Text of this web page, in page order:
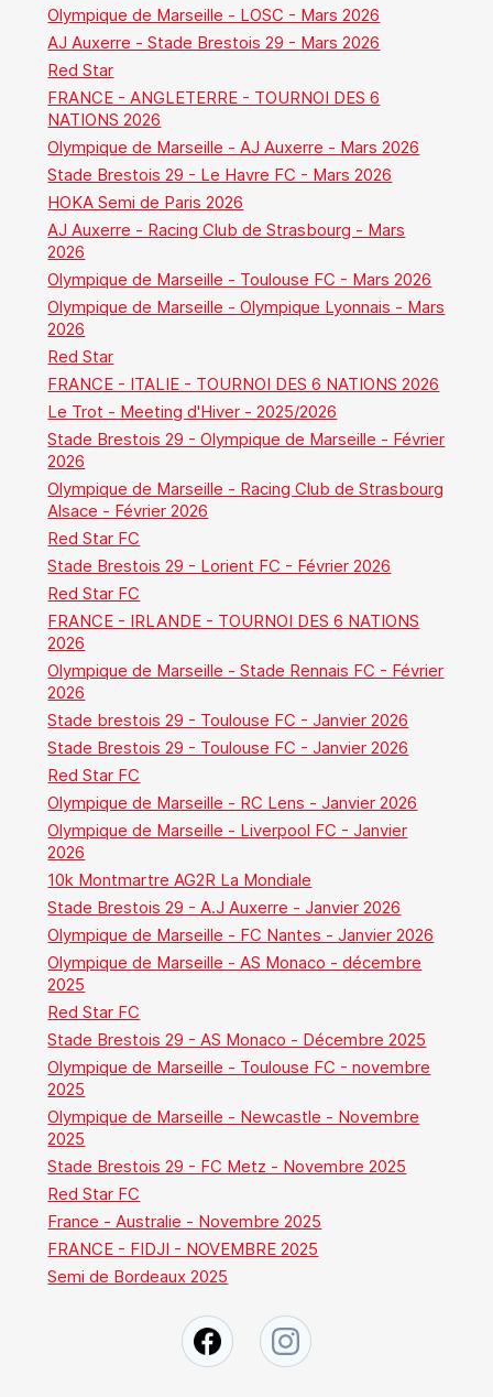
Olympique de Marseille - LOSC - Mars 2026
AJ Auxerre - Stade Brestois 29 - Mars 2026
Red Star
FRANCE - ANGLETERRE - TOURNOI DES 6
NATIONS 2026
Olympique de Marseille - AJ Auxerre - Mars 2026
Stade Brestois 29 - Le Havre FC - Mars 2026
HOKA Semi de Paris 2026
AJ Auxerre - Racing Club de Strasbourg - Mars
2026
Olympique de Marseille - Toulouse FC - Mars 2026
Olympique de Marseille - Olympique Lyonnais - Mars
2026
Red Star
FRANCE - ITALIE - TOURNOI DES 6 NATIONS 2026
Le Trot - Meeting d'Hiver - 2025/2026
Stade Brestois 29 - Olympique de Marseille - Février
2026
Olympique de Marseille - Racing Club de Strasbourg
Alsace - Février 2026
Red Star FC
Stade Brestois 29 - Lorient FC - Février 2026
Red Star FC
FRANCE - IRLANDE - TOURNOI DES 6 NATIONS
2026
Olympique de Marseille - Stade Rennais FC - Février
2026
Stade brestois 29 - Toulouse FC - Janvier 2026
Stade Brestois 29 - Toulouse FC - Janvier 2026
Red Star FC
Olympique de Marseille - RC Lens - Janvier 2026
Olympique de Marseille - Liverpool FC - Janvier
2026
10k Montmartre AG2R La Mondiale
Stade Brestois 29 - A.J Auxerre - Janvier 2026
Olympique de Marseille - FC Nantes - Janvier 2026
Olympique de Marseille - AS Monaco - décembre
2025
Red Star FC
Stade Brestois 29 - AS Monaco - Décembre 2025
Olympique de Marseille - Toulouse FC - novembre
2025
Olympique de Marseille - Newcastle - Novembre
2025
Stade Brestois 29 - FC Metz - Novembre 2025
Red Star FC
France - Australie - Novembre 2025
FRANCE - FIDJI - NOVEMBRE 2025
Semi de Bordeaux 2025